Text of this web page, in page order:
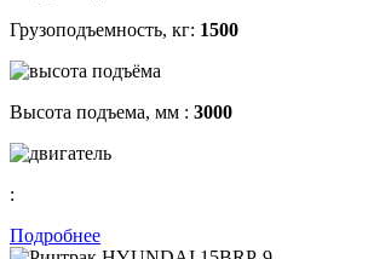
Грузоподъемность, кг: 1500
Высота подъема, мм : 3000
:
Подробнее